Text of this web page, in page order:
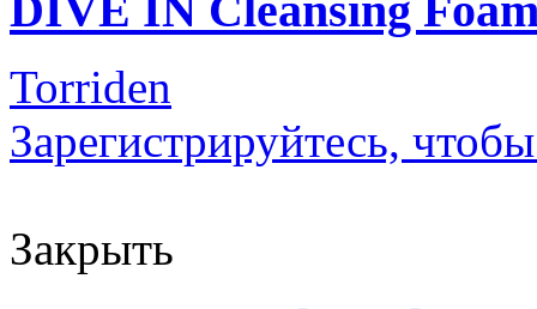
Torriden
Зарегистрируйтесь,
Закрыть